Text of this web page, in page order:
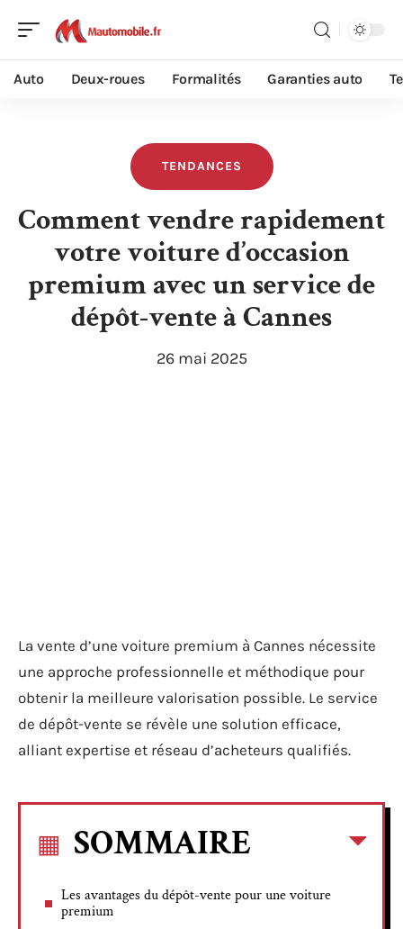
Auto Deux-roues Formalités Garanties auto
TENDANCES
Comment vendre rapidement
votre voiture d’occasion
premium avec un service de
dépôt-vente à Cannes
26 mai 2025
La vente d’une voiture premium à Cannes nécessite
une approche professionnelle et méthodique pour
obtenir la meilleure valorisation possible. Le service
de dépôt-vente se révèle une solution efficace,
alliant expertise et réseau d’acheteurs qualifiés.
SOMMAIRE
Les avantages du dépôt-vente pour une voiture
premium